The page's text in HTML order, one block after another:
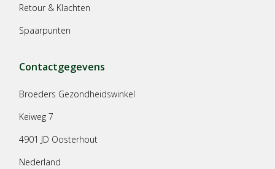
Retour & Klachten
Spaarpunten
Contactgegevens
Broeders Gezondheidswinkel
Keiweg 7
4901 JD Oosterhout
Nederland